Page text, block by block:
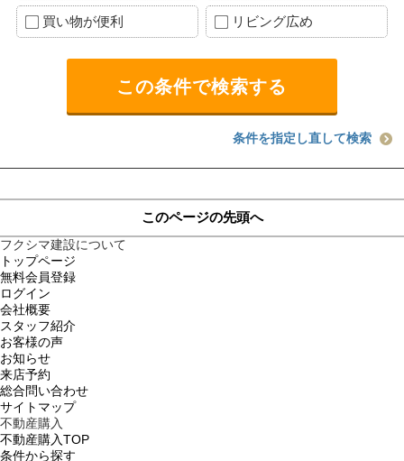
買い物が便利 リビング広め
条件を指定し直して検索
このページの先頭へ
フクシマ建設について
トップページ
無料会員登録
ログイン
会社概要
スタッフ紹介
お客様の声
お知らせ
来店予約
総合問い合わせ
サイトマップ
不動産購入
不動産購入TOP
条件から探す